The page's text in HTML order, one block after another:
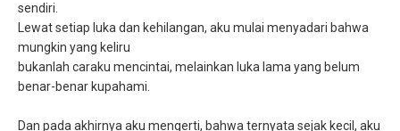
sendiri.
Lewat setiap luka dan kehilangan, aku mulai menyadari bahwa
mungkin yang keliru
bukanlah caraku mencintai, melainkan luka lama yang belum
benar-benar kupahami.
Dan pada akhirnya aku mengerti, bahwa ternyata sejak kecil, aku